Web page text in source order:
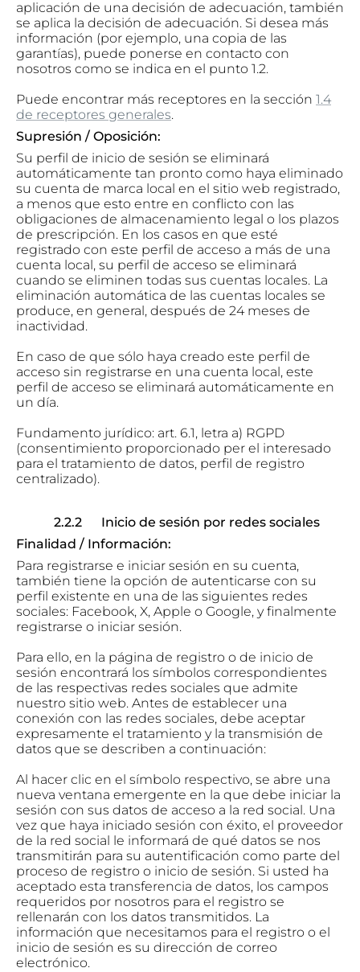
aplicación de una decisión de adecuación, también
se aplica la decisión de adecuación. Si desea más
información (por ejemplo, una copia de las
garantías), puede ponerse en contacto con
nosotros como se indica en el punto 1.2.
Puede encontrar más receptores en la sección 1.4
de receptores generales.
Supresión / Oposición:
Su perfil de inicio de sesión se eliminará
automáticamente tan pronto como haya eliminado
su cuenta de marca local en el sitio web registrado,
a menos que esto entre en conflicto con las
obligaciones de almacenamiento legal o los plazos
de prescripción. En los casos en que esté
registrado con este perfil de acceso a más de una
cuenta local, su perfil de acceso se eliminará
cuando se eliminen todas sus cuentas locales. La
eliminación automática de las cuentas locales se
produce, en general, después de 24 meses de
inactividad.
En caso de que sólo haya creado este perfil de
acceso sin registrarse en una cuenta local, este
perfil de acceso se eliminará automáticamente en
un día.
Fundamento jurídico: art. 6.1, letra a) RGPD
(consentimiento proporcionado per el interesado
para el tratamiento de datos, perfil de registro
centralizado).
2.2.2 Inicio de sesión por redes sociales
Finalidad / Información:
Para registrarse e iniciar sesión en su cuenta,
también tiene la opción de autenticarse con su
perfil existente en una de las siguientes redes
sociales: Facebook, X, Apple o Google, y finalmente
registrarse o iniciar sesión.
Para ello, en la página de registro o de inicio de
sesión encontrará los símbolos correspondientes
de las respectivas redes sociales que admite
nuestro sitio web. Antes de establecer una
conexión con las redes sociales, debe aceptar
expresamente el tratamiento y la transmisión de
datos que se describen a continuación:
Al hacer clic en el símbolo respectivo, se abre una
nueva ventana emergente en la que debe iniciar la
sesión con sus datos de acceso a la red social. Una
vez que haya iniciado sesión con éxito, el proveedor
de la red social le informará de qué datos se nos
transmitirán para su autentificación como parte del
proceso de registro o inicio de sesión. Si usted ha
aceptado esta transferencia de datos, los campos
requeridos por nosotros para el registro se
rellenarán con los datos transmitidos. La
información que necesitamos para el registro o el
inicio de sesión es su dirección de correo
electrónico.